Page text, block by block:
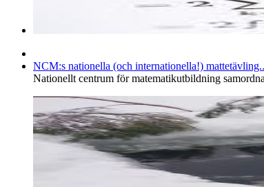
NCM:s nationella (och internationella!)
Nationellt centrum för matematikutbildning